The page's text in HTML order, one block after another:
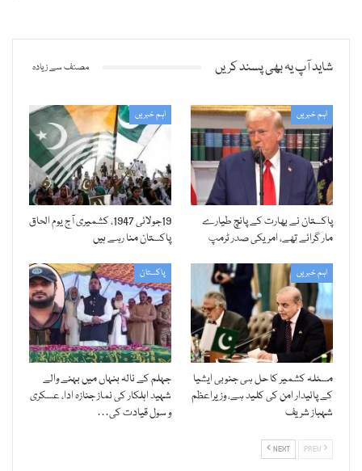
شاید آپ یہ بھی پسند کریں مصنف سے زیادہ
اہم خبریں
پاکستان نے بھارت کے پانچ طیارے
مار گرائے تھے، امریکی صدر ٹرمپ
اہم خبریں
19جولائی 1947، کشمیری آج یوم الحاق
پاکستان منا رہے ہیں
اہم خبریں
مسئلہ کشمیر کا حل ہی جنوبی ایشیا
کے پائیدار امن کی کلید ہے، وزیراعظم
شہباز شریف
پاکستان
جہلم کے نالہ بنہاں میں بہنے والے
شہید اہلکار کی نماز جنازہ ادا، عسکری
و سول قیادت کی…
NEXT